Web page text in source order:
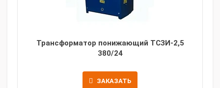
Трансформатор понижающий ТСЗИ-2,5
380/24
ЗАКАЗАТЬ